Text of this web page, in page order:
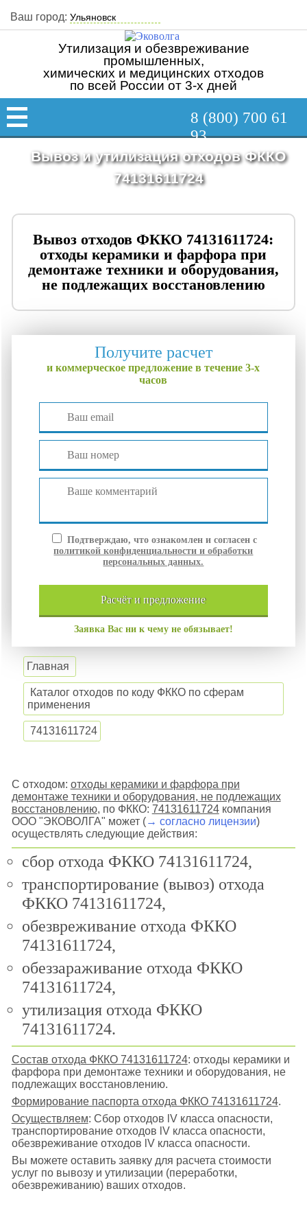
Ваш город:
Утилизация и обезвреживание
промышленных,
химических и медицинских отходов
по всей России от 3-х дней
8 (800) 700 61
93
Вывоз и утилизация отходов ФККО
74131611724
Вывоз отходов ФККО 74131611724:
отходы керамики и фарфора при
демонтаже техники и оборудования,
не подлежащих восстановлению
Получите расчет
и коммерческое предложение в течение 3-х
часов
Подтверждаю, что ознакомлен и согласен с
политикой конфиденциальности и обработки
персональных данных.
расчёт ипредложение
Заявка Вас ни к чему не обязывает!
Главная
Каталог отходов по коду ФККО по сферам
применения
74131611724
С отходом: отходы керамики и фарфора при
демонтаже техники и оборудования, не подлежащих
восстановлению, по ФККО: 74131611724компания
ООО "ЭКОВОЛГА" может (→ согласно лицензии)
осуществлять следующие действия:
сбор отхода ФККО 74131611724,
транспортирование (вывоз) отхода
ФККО 74131611724,
обезвреживание отхода ФККО
74131611724,
обеззараживание отхода ФККО
74131611724,
утилизация отхода ФККО
74131611724.
Состав отхода ФККО 74131611724: отходы керамики и
фарфора при демонтаже техники и оборудования, не
подлежащих восстановлению.
Формирование паспорта отхода ФККО 74131611724.
Осуществляем: Сбор отходов lV класса опасности,
транспортирование отходов lV класса опасности,
обезвреживание отходов lV класса опасности.
Вы можете оставить заявку для расчета стоимости
услуг по вывозу и утилизации (переработки,
обезвреживанию) ваших отходов.